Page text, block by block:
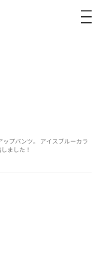
プパンツ。 アイスブルーカラ
ました！